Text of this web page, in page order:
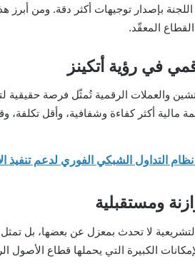
المعقّد.
في رؤية أتكينز
والعملات الرقمية تُمثّل فرصة
مالية أكثر كفاءة وشفافية، وأقل تكلفة،
ومستقبلية
لا تحدث بمعزل عن بعضها، بل تمثل
الكبيرة التي يحملها قطاع الأصول